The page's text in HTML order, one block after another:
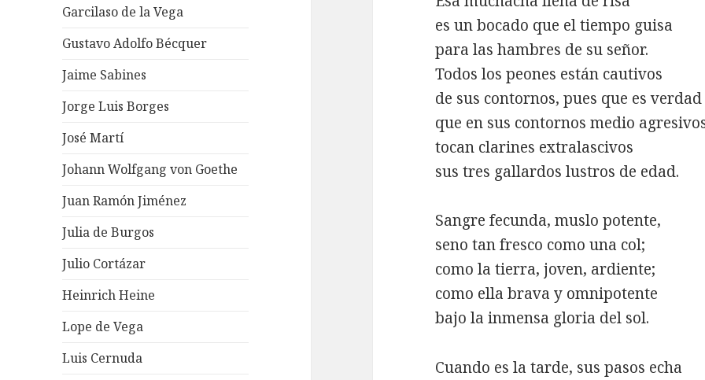
Garcilaso de la Vega
Gustavo Adolfo Bécquer
Jaime Sabines
Jorge Luis Borges
José Martí
Johann Wolfgang von Goethe
Juan Ramón Jiménez
Julia de Burgos
Julio Cortázar
Heinrich Heine
Lope de Vega
Luis Cernuda
es un bocado que el tiempo guisa
para las hambres de su señor.
Todos los peones están cautivos
de sus contornos, pues que es verdad
que en sus contornos medio
tocan clarines extralascivos
sus tres gallardos lustros de edad.
Sangre fecunda, muslo potente,
seno tan fresco como una col;
como la tierra, joven, ardiente;
como ella brava y omnipotente
bajo la inmensa gloria del sol.
Cuando es la tarde, sus pasos echa